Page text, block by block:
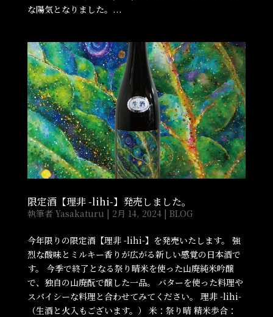
な陽気となりました。...
限定酒【理非 -lihi-】発売しました。
執筆者 Yasakaturu | 2月 14, 2024| BLOG
今年限りの限定酒【理非 -lihi-】を発売いたします。 強
烈な酸味とミルキー香りが広がる新しい感覚の日本酒で
す。 今季で終了となる祭り晴米を使った山廃純米吟醸
で、独自の山廃酛で醸した一品。 バターを使った料理や
スパイシーな料理と合わせてみてください。 理非 -lihi-
（生酒と火入もございます。） 米：祭り晴 精米歩合：